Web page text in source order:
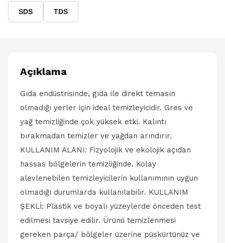
SDS TDS
Açıklama
Gıda endüstrisinde, gıda ile direkt temasın
olmadığı yerler için ideal temizleyicidir. Gres ve
yağ temizliğinde çok yüksek etki. Kalıntı
bırakmadan temizler ve yağdan arındırır.
KULLANIM ALANI: Fizyolojik ve ekolojik açıdan
hassas bölgelerin temizliğinde. Kolay
alevlenebilen temizleyicilerin kullanımının uygun
olmadığı durumlarda kullanılabilir. KULLANIM
ŞEKLİ: Plastik ve boyalı yüzeylerde önceden test
edilmesi tavsiye edilir. Ürünü temizlenmesi
gereken parça/ bölgeler üzerine püskürtünüz ve